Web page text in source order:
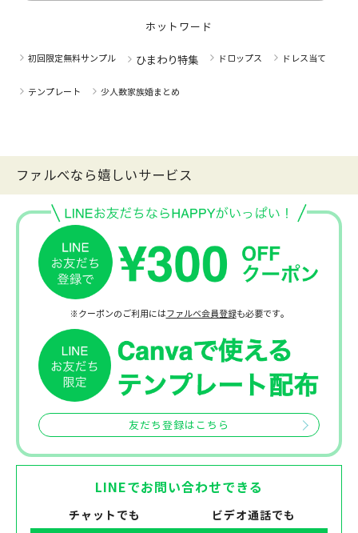
ホットワード
初回限定無料サンプル ひまわり特集 ドロップス ドレス当て
テンプレート 少人数家族婚まとめ
ファルべなら嬉しいサービス
※クーポンのご利用にはファルベ会員登録も必要です。
友だち登録はこちら
LINEでお問い合わせできる
チャットでも ビデオ通話でも